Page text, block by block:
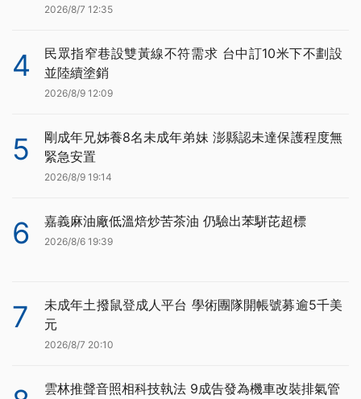
2026/8/7 12:35
4
民眾指窄巷設雙黃線不符需求 台中訂10米下不劃設
並陸續塗銷
2026/8/9 12:09
5
剛成年兄姊養8名未成年弟妹 澎縣認未達保護程度無
緊急安置
2026/8/9 19:14
6 嘉義麻油廠低溫焙炒苦茶油 仍驗出苯駢芘超標
2026/8/6 19:39
7
未成年土撥鼠登成人平台 學術團隊開帳號募逾5千美
元
2026/8/7 20:10
雲林推聲音照相科技執法 9成告發為機車改裝排氣管